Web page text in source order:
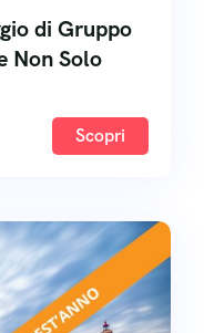
di Gruppo
Non Solo
Scopri